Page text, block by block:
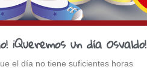
¡Queremos un día Osvaldo!
el día no tiene suficientes horas